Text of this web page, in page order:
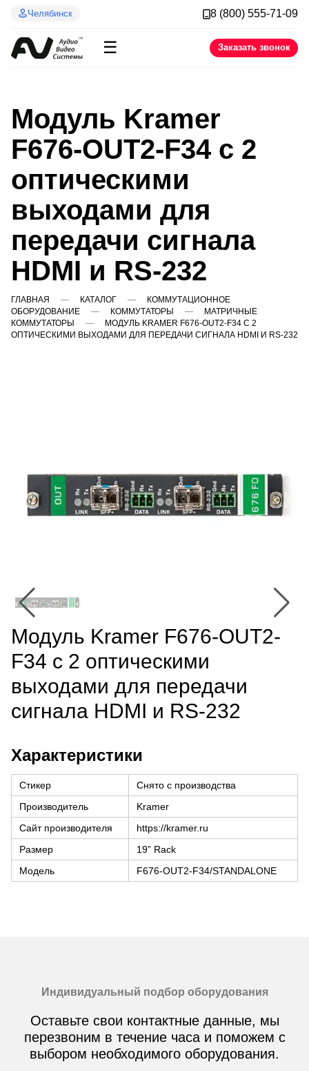
Челябинск 8 (800) 555-71-09
☰ Заказать звонок
Модуль Kramer
F676-OUT2-F34 с 2
оптическими
выходами для
передачи сигнала
HDMI и RS-232
ГЛАВНАЯ КАТАЛОГ
КОММУТАЦИОННОЕ
ОБОРУДОВАНИЕ
КОММУТАТОРЫ
МАТРИЧНЫЕ
КОММУТАТОРЫ
МОДУЛЬ KRAMER F676-OUT2-F34 С 2
ОПТИЧЕСКИМИ ВЫХОДАМИ ДЛЯ ПЕРЕДАЧИ СИГНАЛА HDMI И RS-232
Модуль Kramer F676-OUT2-
F34 с 2 оптическими
выходами для передачи
сигнала HDMI и RS-232
Характеристики
Стикер
Снято с производства
Производитель
Kramer
Сайт производителя
https://kramer.ru
Размер
19” Rack
Модель
F676-OUT2-F34/STANDALONE
Индивидуальный подбор оборудования
Оставьте свои контактные данные, мы
перезвоним в течение часа и поможем с
выбором необходимого оборудования.